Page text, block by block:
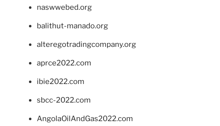
naswwebed.org
balithut-manado.org
alteregotradingcompany.org
aprce2022.com
ibie2022.com
sbcc-2022.com
AngolaOilAndGas2022.com